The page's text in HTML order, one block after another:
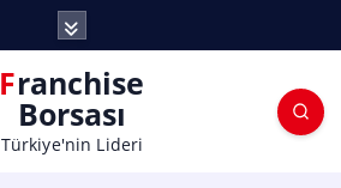
Franchise
Borsası
Türkiye'nin Lideri